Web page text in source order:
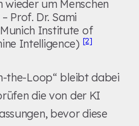
wieder um Menschen
Prof. Dr. Sami
Institute of
Intelligence) [2]
the-Loop“ bleibt dabei
die von der KI
bevor diese